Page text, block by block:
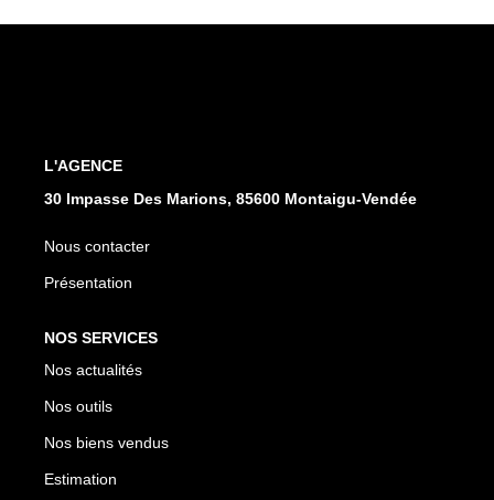
L'AGENCE
30 Impasse Des Marions, 85600 Montaigu-Vendée
Nous contacter
Présentation
NOS SERVICES
Nos actualités
Nos outils
Nos biens vendus
Estimation